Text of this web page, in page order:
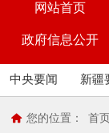
网站首页
政府信息公开
中央要闻 新疆
您的位置： 首